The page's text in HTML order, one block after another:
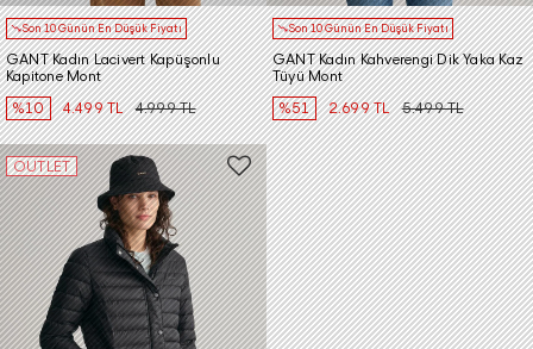
Son 10 Günün En Düşük Fiyatı
GANT Kadın Lacivert Kapüşonlu
Kapitone Mont
%10
4.499 TL 4.999 TL
Son 10 Günün En Düşük Fiyatı
GANT Kadın Kahverengi Dik Yaka Kaz
Tüyü Mont
%51
2.699 TL 5.499 TL
OUTLET